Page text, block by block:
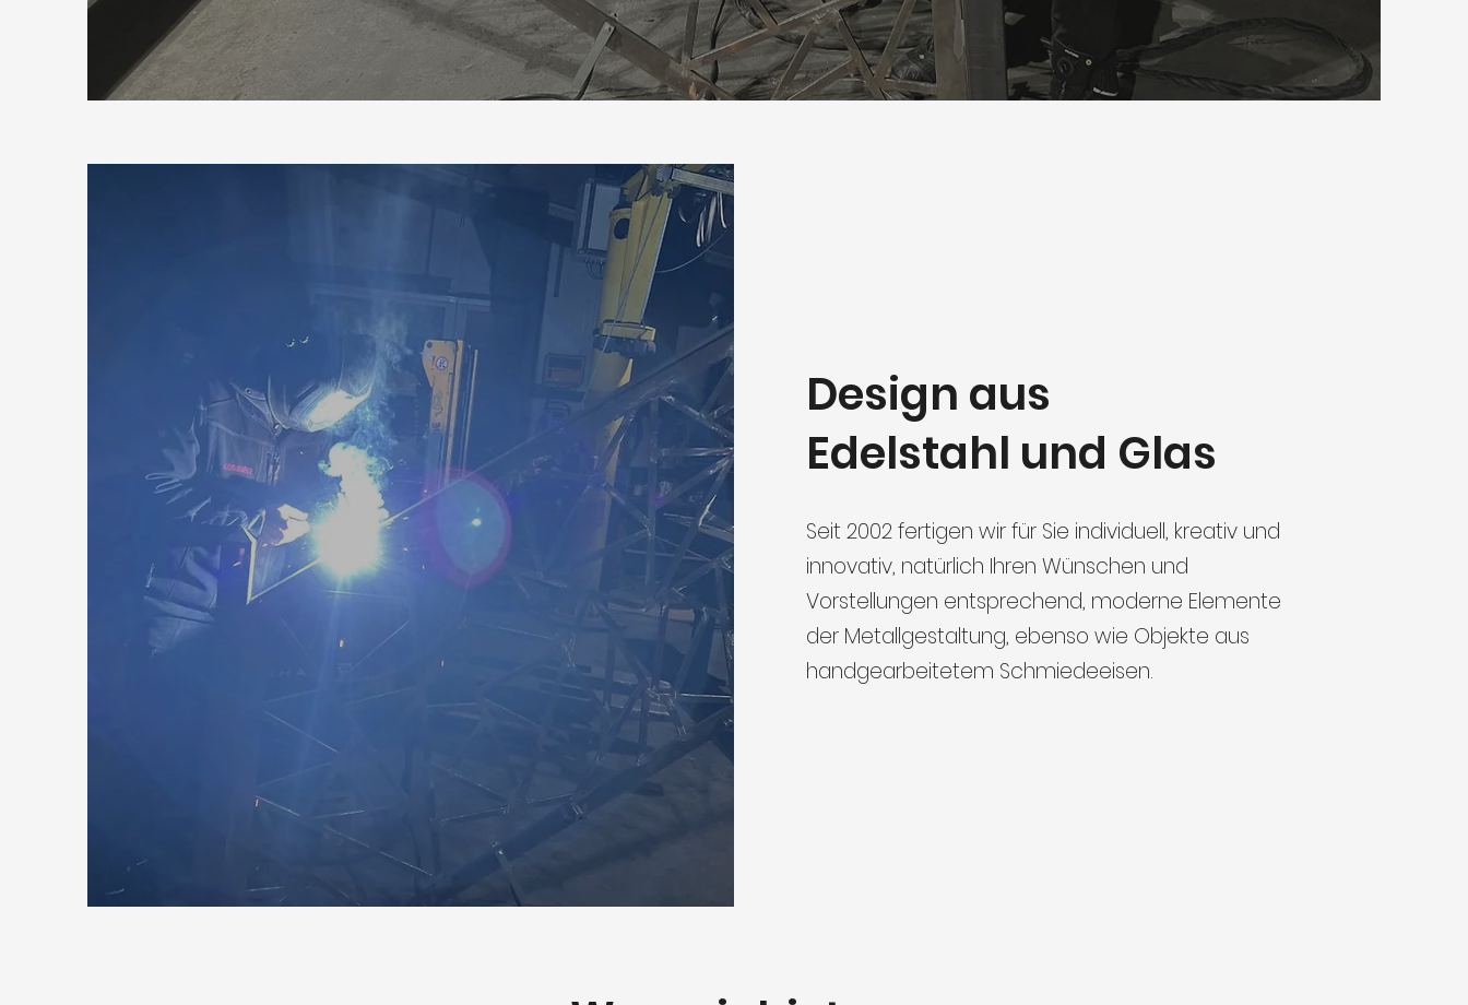
Design aus
Edelstahl und Glas
Seit 2002 fertigen wir für Sie individuell, kreativ und
innovativ, natürlich Ihren Wünschen und
Vorstellungen entsprechend, moderne Elemente
der Metallgestaltung, ebenso wie Objekte aus
handgearbeitetem Schmiedeeisen.